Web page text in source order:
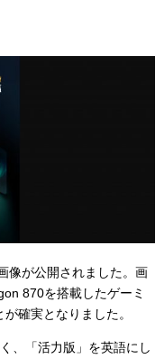
像が公開されました。画
870を搭載したゲーミ
確実となりました。
、「活力版」を英語にし